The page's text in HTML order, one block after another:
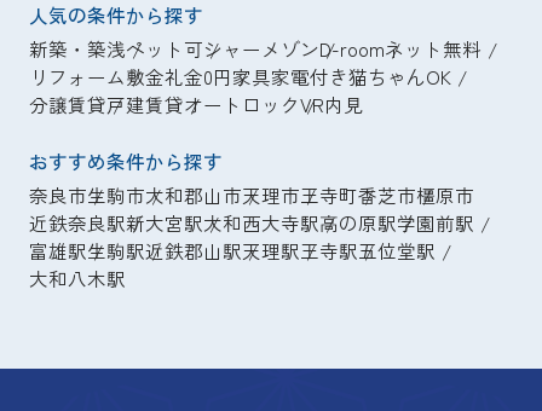
人気の条件から探す
新築・築浅ペット可シャーメゾンD-roomネット無料
リフォーム敷金礼金0円家具家電付き猫ちゃんOK
分譲賃貸戸建賃貸オートロックVR内見
おすすめ条件から探す
奈良市生駒市大和郡山市天理市王寺町香芝市橿原市
近鉄奈良駅新大宮駅大和西大寺駅高の原駅学園前駅
富雄駅生駒駅近鉄郡山駅天理駅王寺駅五位堂駅
大和八木駅